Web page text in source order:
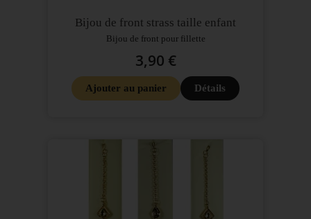
Bijou de front strass taille enfant
Bijou de front pour fillette
3,90 €
Ajouter au panier Détails